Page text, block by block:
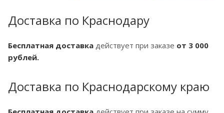
Доставка по Краснодару
Бесплатная доставка действует при заказе от 3 000
рублей.
Доставка по Краснодарскому краю